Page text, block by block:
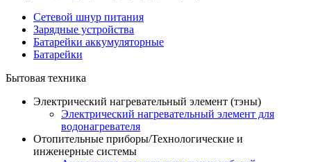
Сетевой шнур питания
Зарядные устройства
Батарейки аккумуляторные
Батарейки
Бытовая техника
Электрический нагревательный элемент (тэны)
Электрический нагревательный элемент для
водонагревателя
Отопительные приборы/Технологические и
инженерные системы